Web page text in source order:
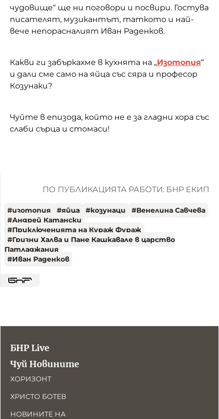
чудовище“ ще ни поговори и посвири. Гостува
писателят, музикантът, таткото и най-
вече непорасналият Иван Раденков.
Какви ги забъркахме в кухнята на „Изотопия“
и дали сме само на яйца със сяра и професор
Козунаки?
Чуйте в епизода, който не е за гладни хора със
слаби сърца и стомаси!
ПО ПУБЛИКАЦИЯТА РАБОТИ: БНР ЕКИП
#изотопия #яйца #козунаци #Венелина Савчева
#Андрей Катански
#Приключенията на Кураж Фураж
#Гризни Халва и Пане Кашкавале в царство
Патладжания
#Иван Раденков
БНР Live
Чуй Новините
ХОРИЗОНТ
ХРИСТО БОТЕВ
НОВИНИТЕ НА